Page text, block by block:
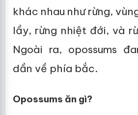
khác nhau như rừng,
lầy, rừng nhiệt đới, và
Ngoài ra, opossums
dần về phía bắc.
Opossums ăn gì?